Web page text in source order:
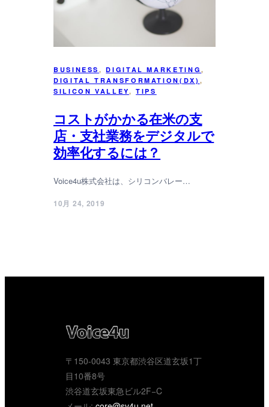
BUSINESS, DIGITAL MARKETING
DIGITAL TRANSFORMATION(DX)
SILICON VALLEY, TIPS
コストがかかる在米の支
店・支社業務をデジタルで
効率化するには？
Voice4u株式会社は、シリコンバレー…
10月 24, 2019
〒150-0043 東京都渋谷区道玄坂1丁
目10番8号
渋谷道玄坂東急ビル2F−C